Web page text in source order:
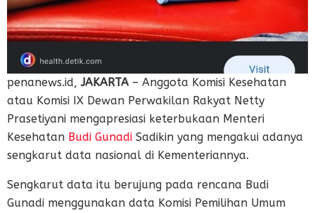
penanews.id,JAKARTA– Anggota Komisi Kesehatan
atau Komisi IX Dewan Perwakilan Rakyat Netty
Prasetiyani mengapresiasi keterbukaan Menteri
Kesehatan Budi Gunadi Sadikin yang mengakui adanya
sengkarut data nasional di Kementeriannya.
Sengkarut data itu berujung pada rencana Budi
Gunadi menggunakan data Komisi Pemilihan Umum